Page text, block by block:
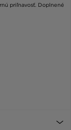
priľnavosť. Doplnené